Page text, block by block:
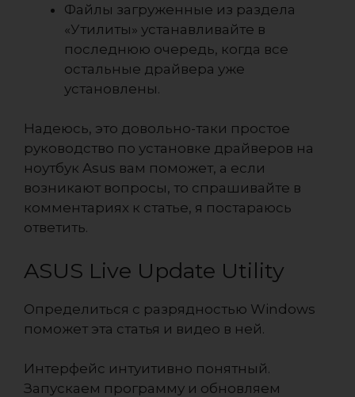
Файлы загруженные из раздела
«Утилиты» устанавливайте в
последнюю очередь, когда все
остальные драйвера уже
установлены.
Надеюсь, это довольно-таки простое
руководство по установке драйверов на
ноутбук Asus вам поможет, а если
возникают вопросы, то спрашивайте в
комментариях к статье, я постараюсь
ответить.
ASUS Live Update Utility
Определиться с разрядностью Windows
поможет эта статья и видео в ней.
Интерфейс интуитивно понятный.
Запускаем программу и обновляем